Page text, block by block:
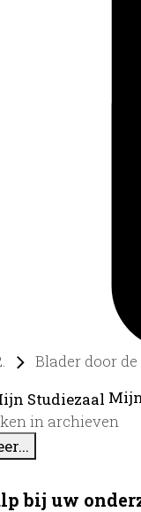
Blader door
in archieven
bij uw